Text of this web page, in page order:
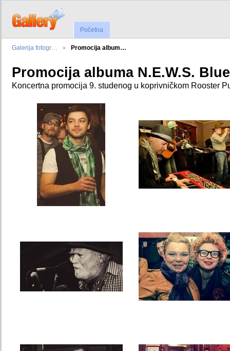
Početna
Galerija fotogr… Promocija album…
Promocija albuma N.E.W.S.
Koncertna promocija 9. studenog u koprivničkom Rooster